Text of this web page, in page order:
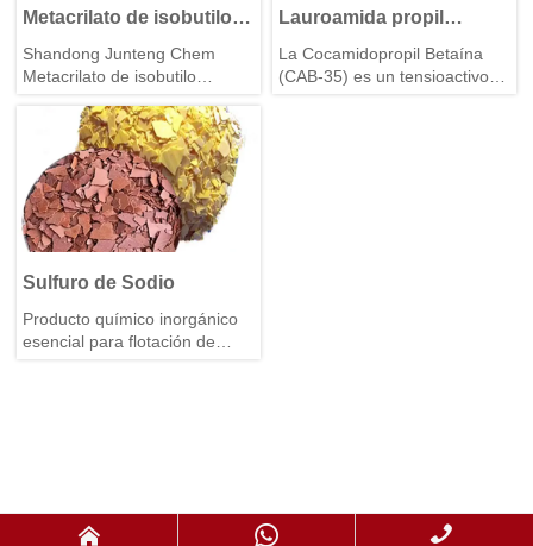
Metacrilato de isobutilo i-
BMA
Shandong Junteng Chem
Metacrilato de isobutilo
alta pureza para
recubrimientos, adhesivos—
suministro a granel de
metacrilato de isobutilo.
Lauroamida propil
betaína CAB-35
La Cocamidopropil Betaína
(CAB-35) es un tensioactivo
Sulfuro de Sodio
Producto químico inorgánico
esencial para flotación de
  